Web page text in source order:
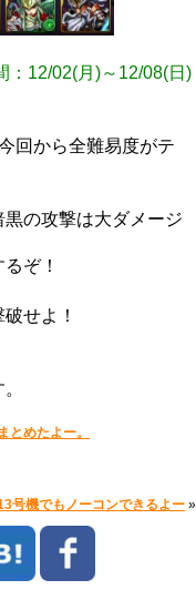
：12/02(月)～12/08(日)
回から全難易度がテ
の攻撃は大ダメージ
ぞ！
せよ！
めたよー。
号機でもノーコンできるよー »